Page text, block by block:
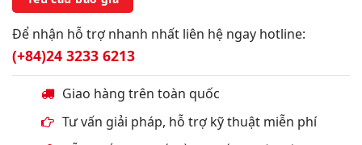
Để nhận hỗ trợ nhanh nhất liên hệ ngay hotline:
(+84)24 3233 6213
Giao hàng trên toàn quốc
Tư vấn giải pháp, hỗ trợ kỹ thuật miễn phí